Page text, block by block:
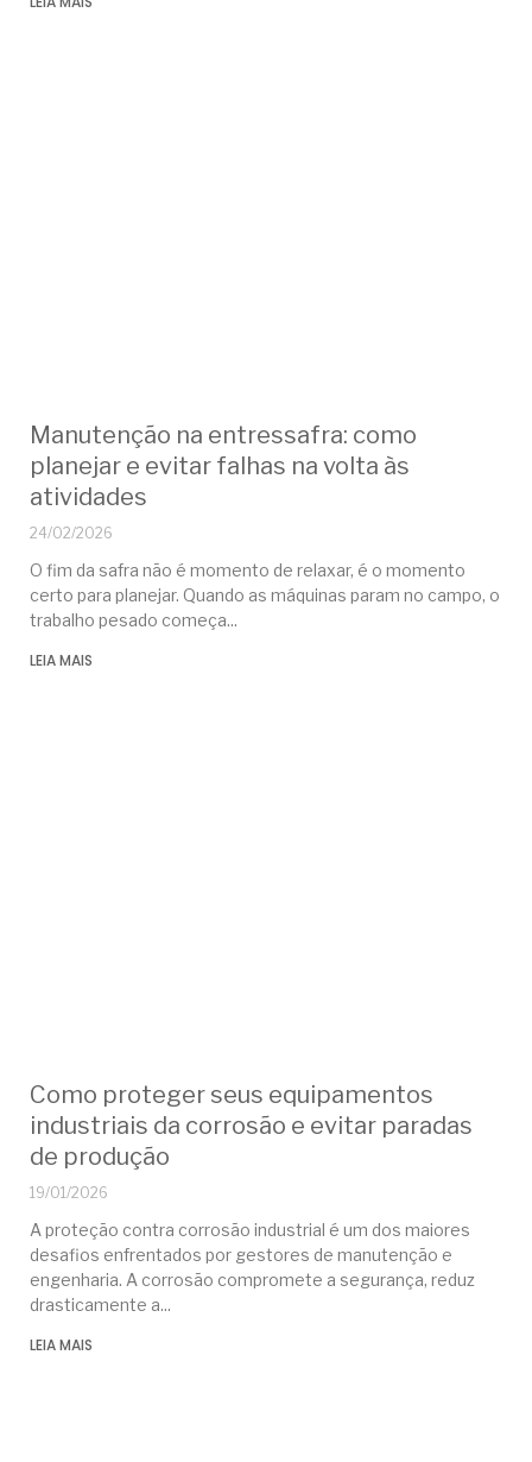
Manutenção na entressafra: como
planejar e evitar falhas na volta às
atividades
24/02/2026
O fim da safra não é momento de relaxar, é o momento
certo para planejar. Quando as máquinas param no campo, o
trabalho pesado começa
LEIA MAIS
Como proteger seus equipamentos
industriais da corrosão e evitar paradas
de produção
19/01/2026
A proteção contra corrosão industrial é um dos maiores
desafios enfrentados por gestores de manutenção e
engenharia. A corrosão compromete a segurança, reduz
drasticamente a
LEIA MAIS